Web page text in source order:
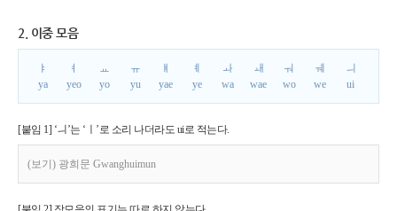
2. 이중 모음
ㅑ
ya
ㅕ
yeo
ㅛ
yo
ㅠ
yu
ㅒ
yae
ㅖ
ye
ㅘ
wa
ㅙ
wae
ㅝ
wo
ㅞ
we
ㅢ
ui
[붙임 1] ‘ㅢ’는 ‘ㅣ’로 소리 나더라도 ui로 적는다.
(보기) 광희문 Gwanghuimun